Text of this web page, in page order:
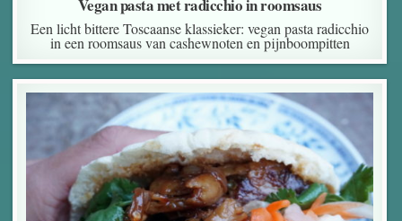
Vegan pasta met radicchio in roomsaus
Een licht bittere Toscaanse klassieker: vegan pasta radicchio
in een roomsaus van cashewnoten en pijnboompitten